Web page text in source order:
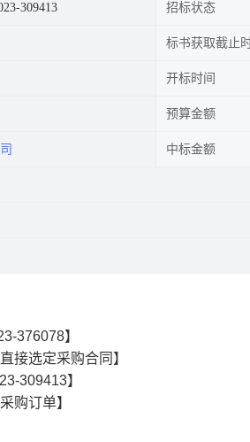
309413 招标状态
标书获取截止
开标时间
预算金额
中标金额
376078】
接选定采购合同】
309413】
购订单】